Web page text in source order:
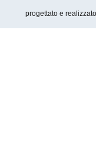
progettato e